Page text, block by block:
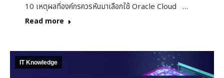
10 เหตุผลที่องค์กรควรหันมาเลือกใช้ Oracle Cloud …
Read more
IT Knowledge